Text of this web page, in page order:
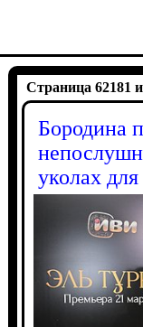
Страница 62181
Бородина
уколах